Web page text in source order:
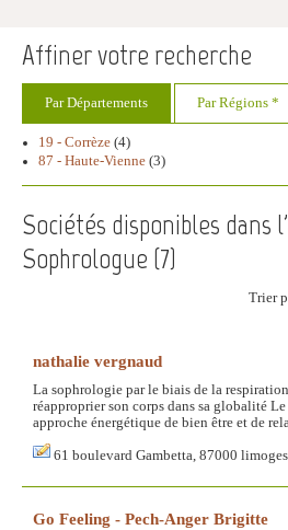
Affiner votre recherche
Par Départements Par Régions *
19 - Corrèze (4)
87 - Haute-Vienne (3)
Sociétés disponibles dans
Sophrologue (7)
Trier
nathalie vergnaud
La sophrologie par le biais de la
réapproprier son corps dans sa globalité Le
approche énergétique de bien être et de
61 boulevard Gambetta, 87000 limoges
Go Feeling - Pech-Anger Brigitte